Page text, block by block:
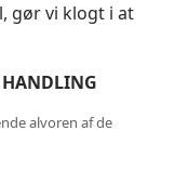
gør vi klogt i at
HANDLING
alvoren af de